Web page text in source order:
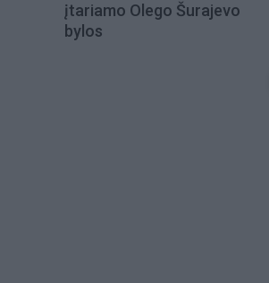
įtariamo Olego Šurajevo
bylos